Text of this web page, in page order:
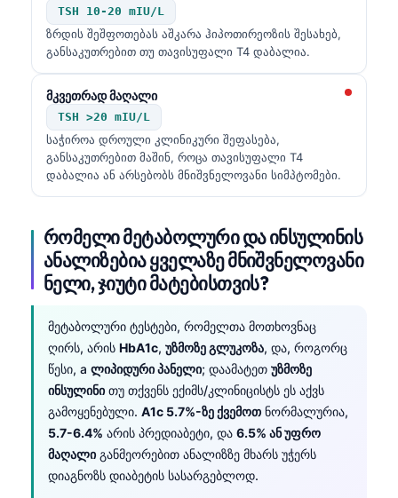
TSH 10-20 mIU/L
ზრდის შეშფოთებას აშკარა ჰიპოთირეოზის შესახებ,
განსაკუთრებით თუ თავისუფალი T4 დაბალია.
მკვეთრად მაღალი
TSH >20 mIU/L
საჭიროა დროული კლინიკური შეფასება,
განსაკუთრებით მაშინ, როცა თავისუფალი T4
დაბალია ან არსებობს მნიშვნელოვანი სიმპტომები.
რომელი მეტაბოლური და ინსულინის
ანალიზებია ყველაზე მნიშვნელოვანი
ნელი, ჯიუტი მატებისთვის?
მეტაბოლური ტესტები, რომელთა მოთხოვნაც
ღირს, არის HbA1c, უზმოზე გლუკოზა, და, როგორც
წესი, a ლიპიდური პანელი; დაამატეთ უზმოზე
ინსულინი თუ თქვენს ექიმს/კლინიცისტს ეს აქვს
გამოყენებული. A1c 5.7%-ზე ქვემოთ ნორმალურია,
5.7-6.4% არის პრედიაბეტი, და 6.5% ან უფრო
მაღალი განმეორებით ანალიზზე მხარს უჭერს
დიაგნოზს დიაბეტის სასარგებლოდ.